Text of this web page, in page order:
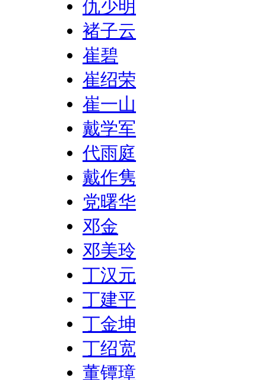
仇少明
褚子云
崔碧
崔绍荣
崔一山
戴学军
代雨庭
戴作隽
党曙华
邓金
邓美玲
丁汉元
丁建平
丁金坤
丁绍宽
董镡璋